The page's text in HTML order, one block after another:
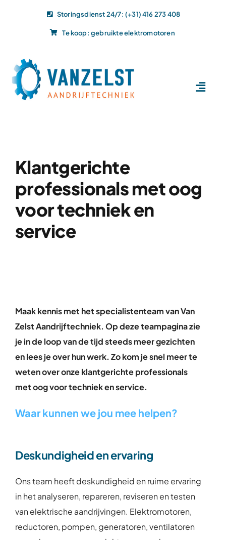
Storingsdienst 24/7: (+31) 416 273 408
Te koop: gebruikte elektromotoren
Vacatures
Actueel
Projecten
Klantgerichte
professionals met oog
voor techniek en
service
Maak kennis met het specialistenteam van Van
Zelst Aandrijftechniek. Op deze teampagina zie
je in de loop van de tijd steeds meer gezichten
en lees je over hun werk. Zo kom je snel meer te
weten over onze klantgerichte professionals
met oog voor techniek en service.
Waar kunnen we jou mee helpen?
Deskundigheid en ervaring
Ons team heeft deskundigheid en ruime ervaring
in het analyseren, repareren, reviseren en testen
van elektrische aandrijvingen. Elektromotoren,
reductoren, pompen, generatoren, ventilatoren